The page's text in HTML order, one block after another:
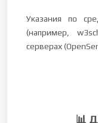
Указания по
(например,
серверах
📊